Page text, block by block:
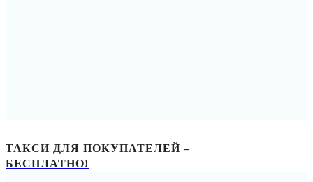
ТАКСИ ДЛЯ ПОКУПАТЕЛЕЙ –
БЕСПЛАТНО!